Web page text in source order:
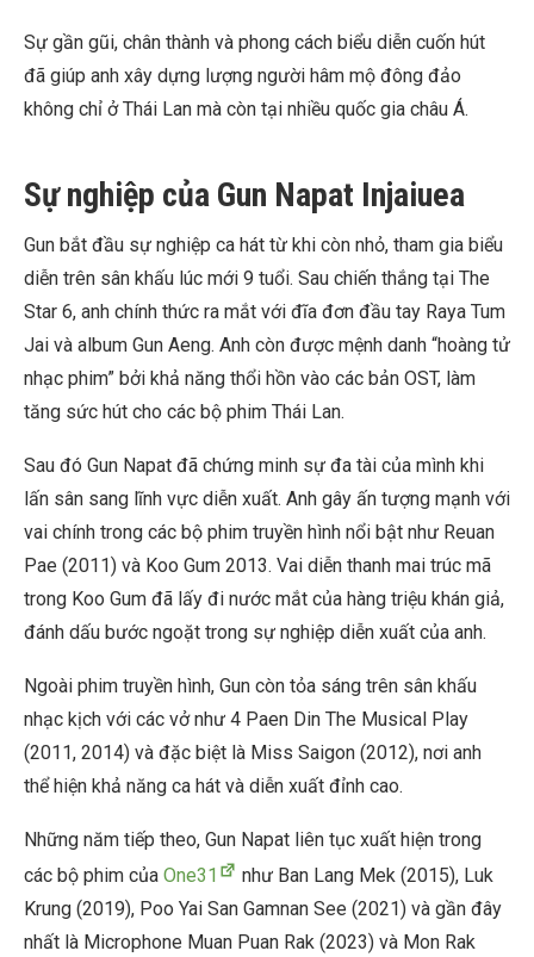
Sự gần gũi, chân thành và phong cách biểu diễn cuốn hút
đã giúp anh xây dựng lượng người hâm mộ đông đảo
không chỉ ở Thái Lan mà còn tại nhiều quốc gia châu Á.
Sự nghiệp của Gun Napat Injaiuea
Gun bắt đầu sự nghiệp ca hát từ khi còn nhỏ, tham gia biểu
diễn trên sân khấu lúc mới 9 tuổi. Sau chiến thắng tại The
Star 6, anh chính thức ra mắt với đĩa đơn đầu tay Raya Tum
Jai và album Gun Aeng. Anh còn được mệnh danh “hoàng tử
nhạc phim” bởi khả năng thổi hồn vào các bản OST, làm
tăng sức hút cho các bộ phim Thái Lan.
Sau đó Gun Napat đã chứng minh sự đa tài của mình khi
lấn sân sang lĩnh vực diễn xuất. Anh gây ấn tượng mạnh với
vai chính trong các bộ phim truyền hình nổi bật như Reuan
Pae (2011) và Koo Gum 2013. Vai diễn thanh mai trúc mã
trong Koo Gum đã lấy đi nước mắt của hàng triệu khán giả,
đánh dấu bước ngoặt trong sự nghiệp diễn xuất của anh.
Ngoài phim truyền hình, Gun còn tỏa sáng trên sân khấu
nhạc kịch với các vở như 4 Paen Din The Musical Play
(2011, 2014) và đặc biệt là Miss Saigon (2012), nơi anh
thể hiện khả năng ca hát và diễn xuất đỉnh cao.
Những năm tiếp theo, Gun Napat liên tục xuất hiện trong
các bộ phim của One31
như Ban Lang Mek (2015), Luk
Krung (2019), Poo Yai San Gamnan See (2021) và gần đây
nhất là Microphone Muan Puan Rak (2023) và Mon Rak